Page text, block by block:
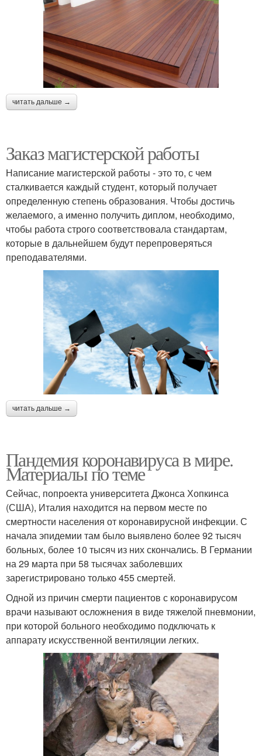
читать дальше →
Заказ магистерской работы
Написание магистерской работы - это то, с чем
сталкивается каждый студент, который получает
определенную степень образования. Чтобы достичь
желаемого, а именно получить диплом, необходимо,
чтобы работа строго соответствовала стандартам,
которые в дальнейшем будут перепроверяться
преподавателями.
читать дальше →
Пандемия коронавируса в мире.
Материалы по теме
Сейчас, попроекта университета Джонса Хопкинса
(США), Италия находится на первом месте по
смертности населения от коронавирусной инфекции. С
начала эпидемии там было выявлено более 92 тысяч
больных, более 10 тысяч из них скончались. В Германии
на 29 марта при 58 тысячах заболевших
зарегистрировано только 455 смертей.
Одной из причин смерти пациентов с коронавирусом
врачи называют осложнения в виде тяжелой пневмонии,
при которой больного необходимо подключать к
аппарату искусственной вентиляции легких.